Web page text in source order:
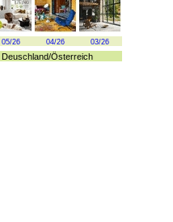
05/26 04/26 03/26
Deuschland/Österreich